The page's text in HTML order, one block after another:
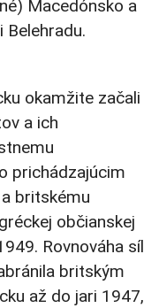
Macedónsko a
Belehradu.
okamžite začali
a ich
prichádzajúcim
britskému
občianskej
Rovnováha síl
britským
až do jari 1947,